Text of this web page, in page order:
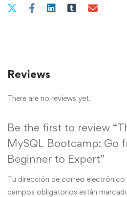
Reviews
There are no reviews yet.
Be the first to review
MySQL Bootcamp: Go
Beginner to Expert”
Tu dirección de correo electrónico
campos obligatorios están